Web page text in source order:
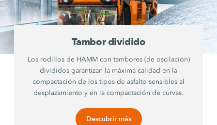
Tambor dividido
Los rodillos de HAMM con tambores (de oscilación)
divididos garantizan la máxima calidad en la
compactación de los tipos de asfalto sensibles al
desplazamiento y en la compactación de curvas.
Descubrir más